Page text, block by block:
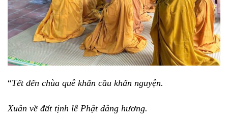
“Tết đến chùa quê khẩn cầu khấn nguyện.
Xuân về đất tịnh lễ Phật dâng hương.